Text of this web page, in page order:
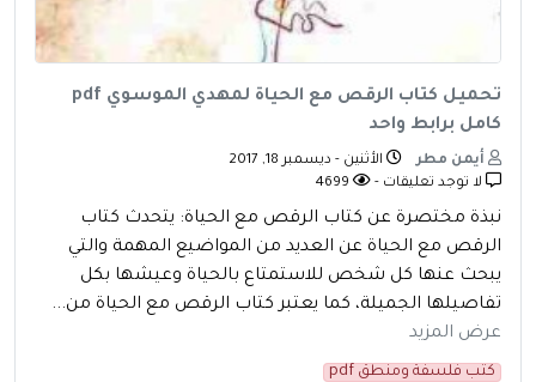
تحميل كتاب الرقص مع الحياة لمهدي الموسوي pdf
كامل برابط واحد
أيمن مطر
الأثنين - ديسمبر 18, 2017
لا توجد تعليقات -
نبذة مختصرة عن كتاب الرقص مع الحياة: يتحدث كتاب
الرقص مع الحياة عن العديد من المواضيع المهمة والتي
يبحث عنها كل شخص للاستمتاع بالحياة وعيشها بكل
تفاصيلها الجميلة، كما يعتبر كتاب الرقص مع الحياة من...
عرض المزيد
كتب فلسفة ومنطق pdf